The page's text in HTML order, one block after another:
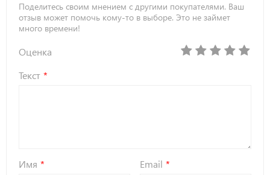
Поделитесь своим мнением с другими покупателями. Ваш
отзыв может помочь кому-то в выборе. Это не займет
много времени!
Оценка
Текст
Имя Email